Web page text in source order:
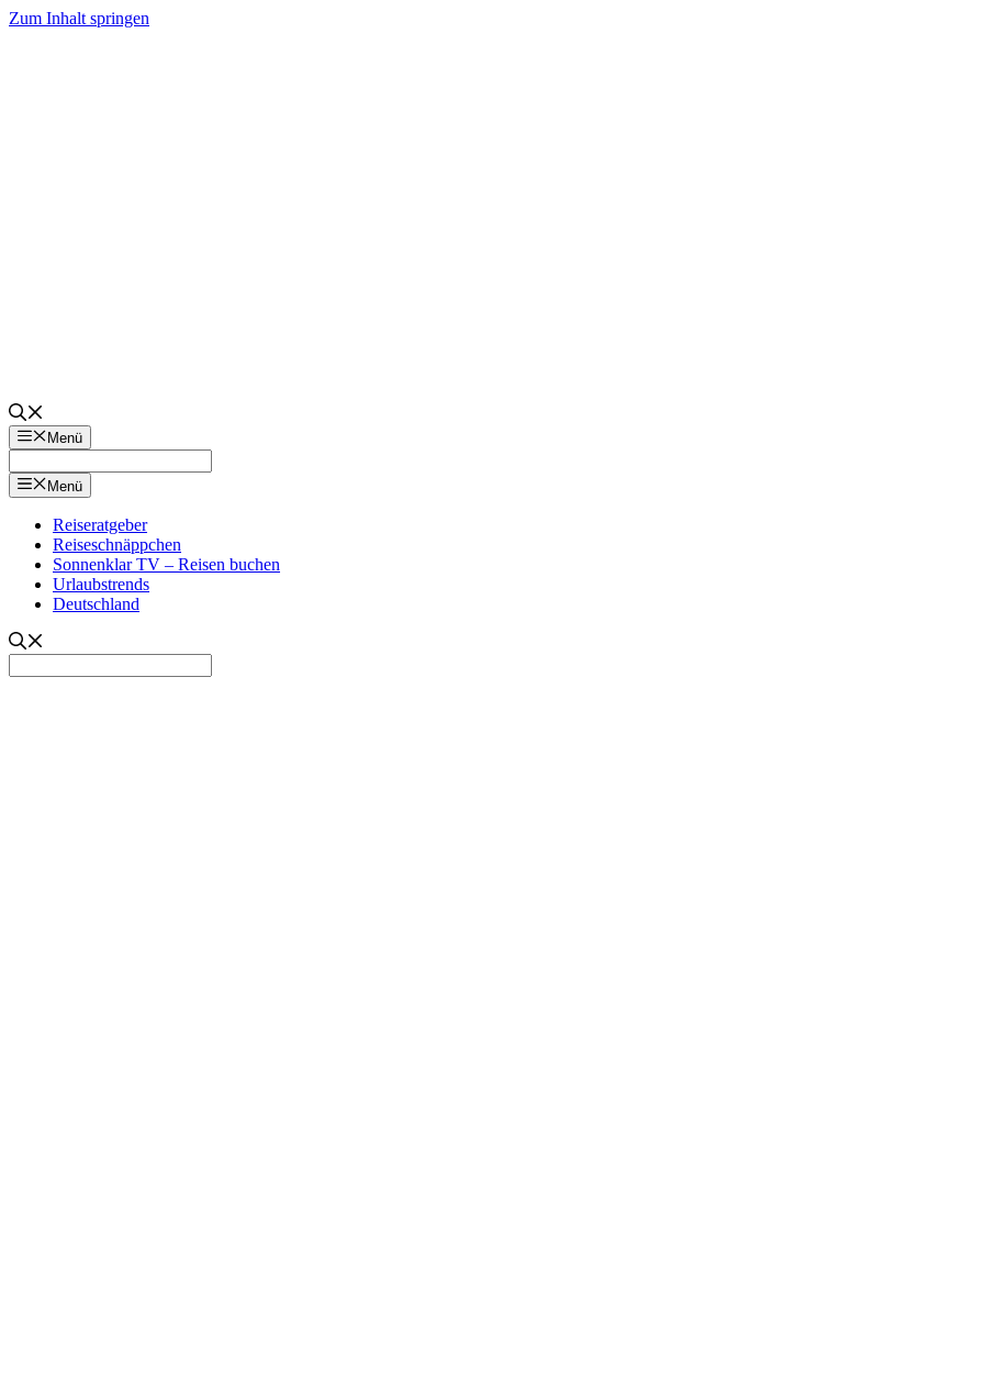
Zum Inhalt springen
Menü
Menü
Reiseratgeber
Reiseschnäppchen
Sonnenklar TV – Reisen buchen
Urlaubstrends
Deutschland